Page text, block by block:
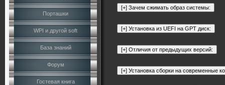
Порташки
WPI и другой soft
База знаний
Форум
Гостевая книга